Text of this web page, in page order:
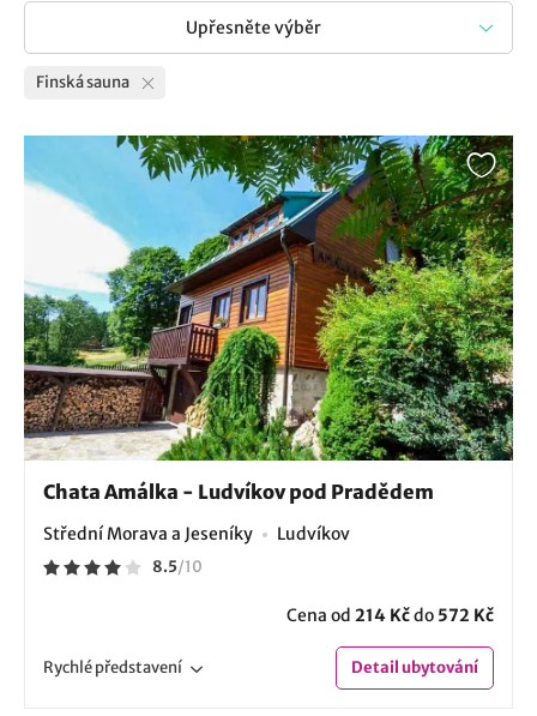
Upřesněte výběr
Finská sauna
Chata Amálka - Ludvíkov pod Pradědem
Střední Morava a Jeseníky Ludvíkov
8.5/10
Cena od 214 Kčdo 572 Kč
Rychlépředstavení Detailubytování